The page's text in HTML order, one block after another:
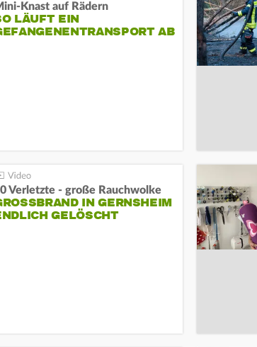
Knast auf Rädern
LÄUFT EIN
AB
Verletzte - große Rauchwolke
IN GERNSHEIM E
GELÖSCHT